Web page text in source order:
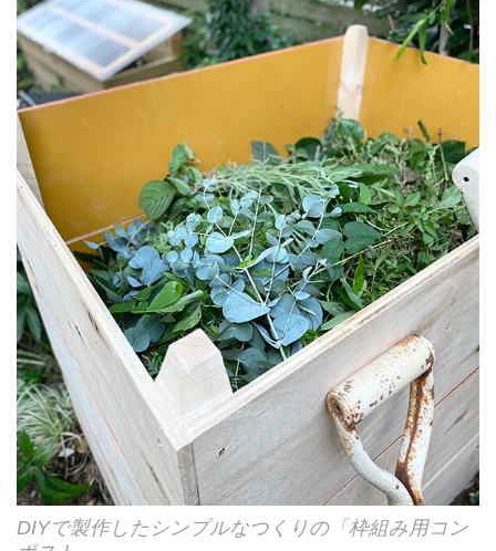
DIYで製作したシンプルなつくりの「枠組み用コン